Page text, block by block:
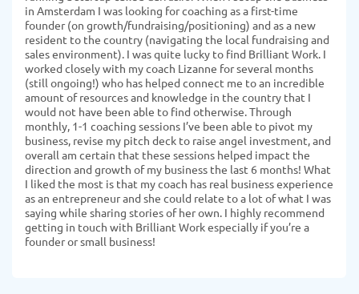
in Amsterdam I was looking for coaching as a first-time
founder (on growth/fundraising/positioning) and as a new
resident to the country (navigating the local fundraising and
sales environment). I was quite lucky to find Brilliant Work. I
worked closely with my coach Lizanne for several months
(still ongoing!) who has helped connect me to an incredible
amount of resources and knowledge in the country that I
would not have been able to find otherwise. Through
monthly, 1-1 coaching sessions I’ve been able to pivot my
business, revise my pitch deck to raise angel investment, and
overall am certain that these sessions helped impact the
direction and growth of my business the last 6 months! What
I liked the most is that my coach has real business experience
as an entrepreneur and she could relate to a lot of what I was
saying while sharing stories of her own. I highly recommend
getting in touch with Brilliant Work especially if you’re a
founder or small business!